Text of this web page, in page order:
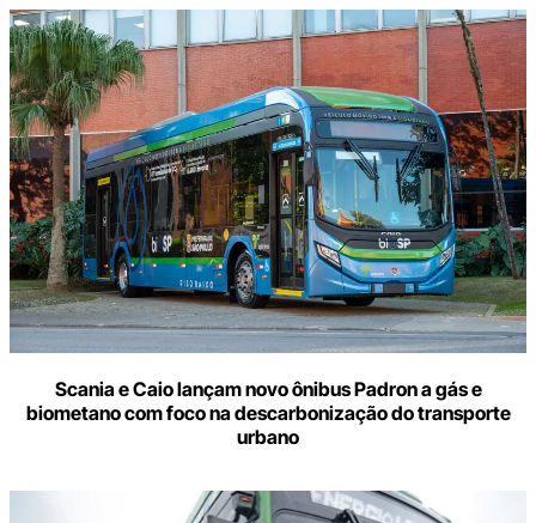
Scania e Caio lançam novo ônibus Padron a gás e
biometano com foco na descarbonização do transporte
urbano